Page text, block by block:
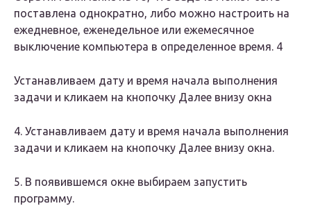
поставлена однократно, либо можно настроить на
ежедневное, еженедельное или ежемесячное
выключение компьютера в определенное время. 4
Устанавливаем дату и время начала выполнения
задачи и кликаем на кнопочку Далее внизу окна
4. Устанавливаем дату и время начала выполнения
задачи и кликаем на кнопочку Далее внизу окна.
5. В появившемся окне выбираем запустить
программу.